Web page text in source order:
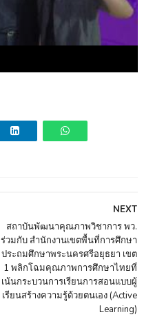
NEXT
สถาบันพัฒนาคุณภาพวิชาการ พว.
ร่วมกับ สำนักงานเขตพื้นที่การศึกษา
ประถมศึกษาพระนครศรีอยุธยา เขต
1 พลิกโฉมคุณภาพการศึกษาไทยที่
เน้นกระบวนการเรียนการสอนแบบผู้
เรียนสร้างความรู้ด้วยตนเอง (Active
Learning)